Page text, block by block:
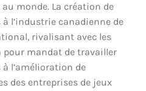
monde. La création de
l’industrie canadienne de
rivalisant avec les
pour mandat de travailler
l’amélioration de
des entreprises de jeux